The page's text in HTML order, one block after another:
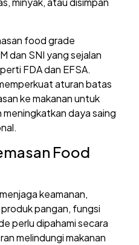
food grade
dan SNI yang sejalan
FDA dan EFSA.
aturan batas
ke makanan untuk
daya saing
Food
keamanan,
pangan, fungsi
perlu dipahami secara
melindungi makanan